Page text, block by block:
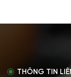
THÔNG TIN